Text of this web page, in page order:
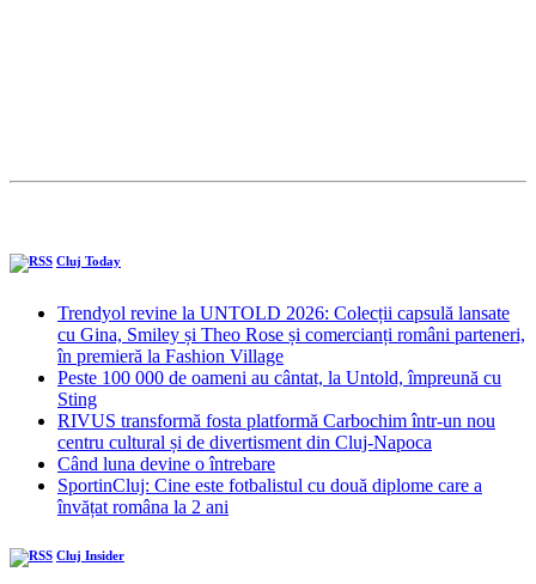
Cluj Today
Trendyol revine la UNTOLD 2026: Colecții capsulă lansate
cu Gina, Smiley și Theo Rose și comercianți români parteneri,
în premieră la Fashion Village
Peste 100 000 de oameni au cântat, la Untold, împreună cu
Sting
RIVUS transformă fosta platformă Carbochim într-un nou
centru cultural și de divertisment din Cluj-Napoca
Când luna devine o întrebare
SportinCluj: Cine este fotbalistul cu două diplome care a
învățat româna la 2 ani
Cluj Insider